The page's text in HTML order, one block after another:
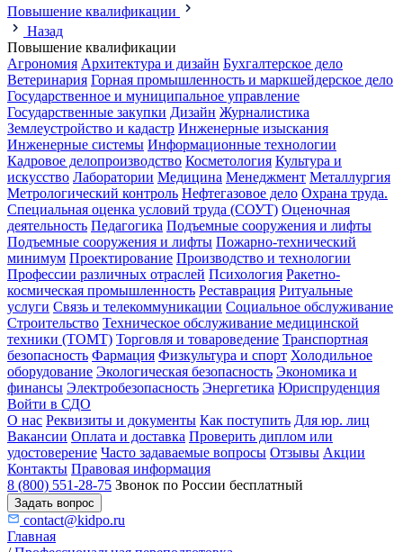
Повышение квалификации
Назад
Повышение квалификации
Агрономия Архитектура и дизайн Бухгалтерское дело
Ветеринария Горная промышленность и маркшейдерское дело
Государственное и муниципальное управление
Государственные закупки Дизайн Журналистика
Землеустройство и кадастр Инженерные изыскания
Инженерные системы Информационные технологии
Кадровое делопроизводство Косметология Культура и
искусство Лаборатории Медицина Менеджмент Металлургия
Метрологический контроль Нефтегазовое дело Охрана труда.
Специальная оценка условий труда (СОУТ) Оценочная
деятельность Педагогика Подъемные сооружения и лифты
Подъемные сооружения и лифты Пожарно-технический
минимум Проектирование Производство и технологии
Профессии различных отраслей Психология Ракетно-
космическая промышленность Реставрация Ритуальные
услуги Связь и телекоммуникации Социальное обслуживание
Строительство Техническое обслуживание медицинской
техники (ТОМТ) Торговля и товароведение Транспортная
безопасность Фармация Физкультура и спорт Холодильное
оборудование Экологическая безопасность Экономика и
финансы Электробезопасность Энергетика Юриспруденция
Войти в СДО
О нас Реквизиты и документы Как поступить Для юр. лиц
Вакансии Оплата и доставка Проверить диплом или
удостоверение Часто задаваемые вопросы Отзывы Акции
Контакты Правовая информация
8 (800) 551-28-75 Звонок по России бесплатный
Задать вопрос
contact@kidpo.ru
Главная